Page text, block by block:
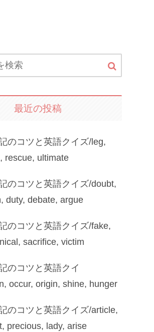
最近の投稿
のコツと英語クイズ/leg,
rescue, ultimate
のコツと英語クイズ/doubt,
duty, debate, argue
のコツと英語クイズ/fake,
sacrifice, victim
のコツと英語クイ
occur, origin, shine, hunger
のコツと英語クイズ/article,
precious, lady, arise